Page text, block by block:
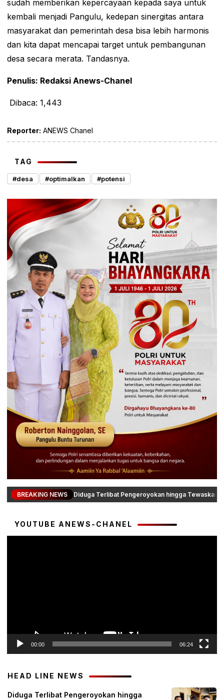
sudah memberikan kepercayaan kepada saya untuk
kembali menjadi Pangulu, kedepan sinergitas antara
masyarakat dan pemerintah desa bisa lebih harmonis
dan kita dapat mencapai target untuk pembangunan
desa secara merata. Tandasnya.
Penulis: Redaksi Anews-Chanel
Dibaca: 1,443
Reporter: ANEWS Chanel
TAG
#desa #optimalkan #potensi
BREAKING NEWS Diduga Terlibat Pengeroyokan hingga Tewaskan
YOUTUBE ANEWS-CHANEL
00:00 06:24
HEAD LINE NEWS
Diduga Terlibat Pengeroyokan hingga